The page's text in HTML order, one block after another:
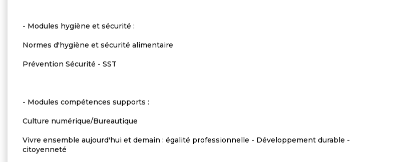
- Modules hygiène et sécurité :
Normes d'hygiène et sécurité alimentaire
Prévention Sécurité - SST
- Modules compétences supports :
Culture numérique/Bureautique
Vivre ensemble aujourd'hui et demain : égalité professionnelle - Développement durable -
citoyenneté